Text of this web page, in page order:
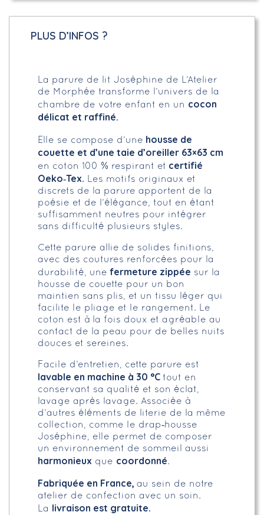
PLUS D’INFOS ?
La parure de lit Joséphine de L’Atelier
de Morphée transforme l’univers de la
chambre de votre enfant en un cocon
délicat et raffiné.
Elle se compose d’une housse de
couette et d’une taie d’oreiller 63×63 cm
en coton 100 % respirant et certifié
Oeko‑Tex. Les motifs originaux et
discrets de la parure apportent de la
poésie et de l’élégance, tout en étant
suffisamment neutres pour intégrer
sans difficulté plusieurs styles.
Cette parure allie de solides finitions,
avec des coutures renforcées pour la
durabilité, une fermeture zippée sur la
housse de couette pour un bon
maintien sans plis, et un tissu léger qui
facilite le pliage et le rangement. Le
coton est à la fois doux et agréable au
contact de la peau pour de belles nuits
douces et sereines.
Facile d’entretien, cette parure est
lavable en machine à 30 °C tout en
conservant sa qualité et son éclat,
lavage après lavage. Associée à
d’autres éléments de literie de la même
collection, comme le drap‑housse
Joséphine, elle permet de composer
un environnement de sommeil aussi
harmonieux que coordonné.
Fabriquée en France, au sein de notre
atelier de confection avec un soin.
La livraison est gratuite.